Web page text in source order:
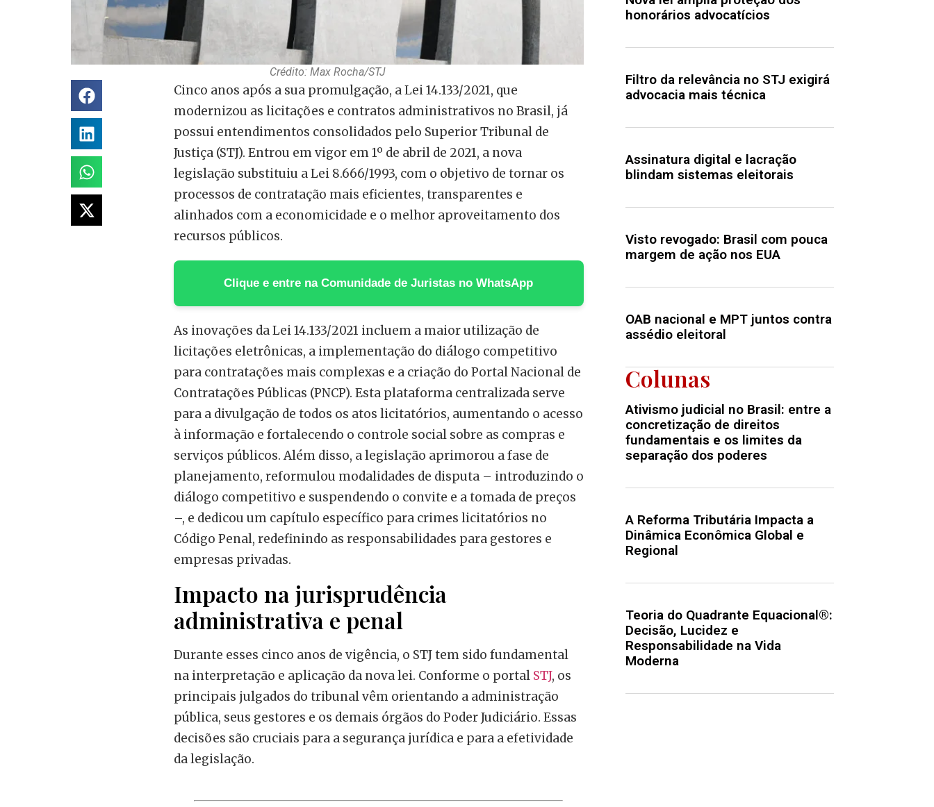
Crédito: Max Rocha/STJ
Cinco anos após a sua promulgação, a Lei 14.133/2021, que
modernizou as licitações e contratos administrativos no Brasil, já
possui entendimentos consolidados pelo Superior Tribunal de
Justiça (STJ). Entrou em vigor em 1º de abril de 2021, a nova
legislação substituiu a Lei 8.666/1993, com o objetivo de tornar os
processos de contratação mais eficientes, transparentes e
alinhados com a economicidade e o melhor aproveitamento dos
recursos públicos.
Clique e entre na Comunidade de Juristas no WhatsApp
As inovações da Lei 14.133/2021 incluem a maior utilização de
licitações eletrônicas, a implementação do diálogo competitivo
para contratações mais complexas e a criação do Portal Nacional de
Contratações Públicas (PNCP). Esta plataforma centralizada serve
para a divulgação de todos os atos licitatórios, aumentando o acesso
à informação e fortalecendo o controle social sobre as compras e
serviços públicos. Além disso, a legislação aprimorou a fase de
planejamento, reformulou modalidades de disputa – introduzindo o
diálogo competitivo e suspendendo o convite e a tomada de preços
–, e dedicou um capítulo específico para crimes licitatórios no
Código Penal, redefinindo as responsabilidades para gestores e
empresas privadas.
Impacto na jurisprudência
administrativa e penal
Durante esses cinco anos de vigência, o STJ tem sido fundamental
na interpretação e aplicação da nova lei. Conforme o portal STJ, os
principais julgados do tribunal vêm orientando a administração
pública, seus gestores e os demais órgãos do Poder Judiciário. Essas
decisões são cruciais para a segurança jurídica e para a efetividade
da legislação.
honorários advocatícios
Filtro da relevância no STJ exigirá
advocacia mais técnica
Assinatura digital e lacração
blindam sistemas eleitorais
Visto revogado: Brasil com pouca
margem de ação nos EUA
OAB nacional e MPT juntos contra
assédio eleitoral
Colunas
Ativismo judicial no Brasil: entre a
concretização de direitos
fundamentais e os limites da
separação dos poderes
A Reforma Tributária Impacta a
Dinâmica Econômica Global e
Regional
Teoria do Quadrante Equacional®:
Decisão, Lucidez e
Responsabilidade na Vida
Moderna